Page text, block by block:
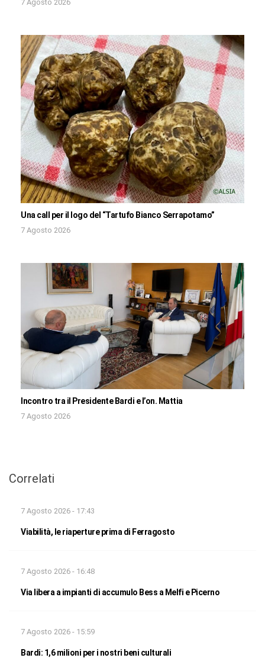
7 Agosto 2026
Una call per il logo del “Tartufo Bianco Serrapotamo”
7 Agosto 2026
Incontro tra il Presidente Bardi e l’on. Mattia
7 Agosto 2026
Correlati
7 Agosto 2026 - 17:43
Viabilità, le riaperture prima di Ferragosto
7 Agosto 2026 - 16:48
Via libera a impianti di accumulo Bess a Melfi e Picerno
7 Agosto 2026 - 15:59
Bardi: 1,6 milioni per i nostri beni culturali